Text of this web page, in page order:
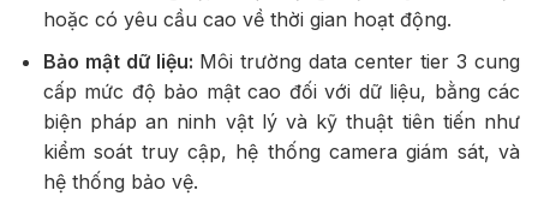
hoặc có yêu cầu cao về thời gian hoạt động.
Bảo mật dữ liệu: Môi trường data center tier 3 cung
cấp mức độ bảo mật cao đối với dữ liệu, bằng các
biện pháp an ninh vật lý và kỹ thuật tiên tiến như
kiểm soát truy cập, hệ thống camera giám sát, và
hệ thống bảo vệ.